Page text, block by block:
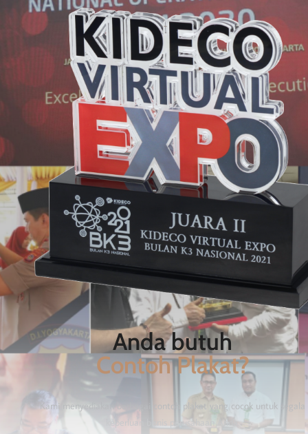
Anda butuh
Contoh Plakat?
Kami menyediakan berbagai contoh plakat yang cocok untuk segala
keperluan bisnis perusahaan Anda.